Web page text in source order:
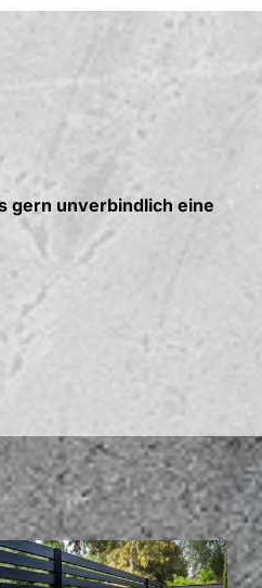
gern unverbindlich eine